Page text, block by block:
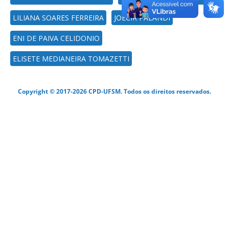
LILIANA SOARES FERREIRA JOECIR PALANDI
ENI DE PAIVA CELIDONIO
ELISETE MEDIANEIRA TOMAZETTI
Copyright © 2017-2026 CPD-UFSM. Todos os direitos reservados.